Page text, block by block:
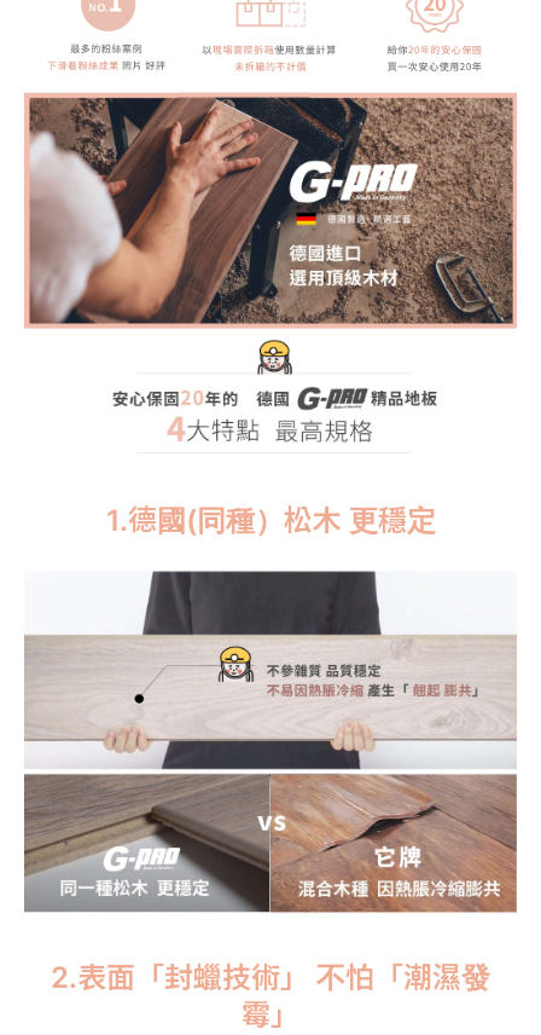
1.德國(同種）松木 更穩定
2.表面「封蠟技術」 不怕「潮濕發
霉」